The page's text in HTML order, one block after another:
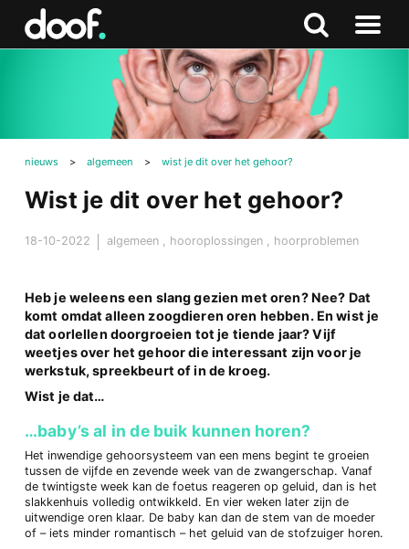
Zoeken
Naar
nieuws > algemeen > wist je dit over het gehoor?
Wist je dit over het gehoor?
18-10-2022 algemeen hooroplossingen hoorproblemen
Heb je weleens een slang gezien met oren? Nee? Dat
komt omdat alleen zoogdieren oren hebben. En wist je
dat oorlellen doorgroeien tot je tiende jaar? Vijf
weetjes over het gehoor die interessant zijn voor je
werkstuk, spreekbeurt of in de kroeg.
Wist je dat…
…baby’s al in de buik kunnen horen?
Het inwendige gehoorsysteem van een mens begint te groeien
tussen de vijfde en zevende week van de zwangerschap. Vanaf
de twintigste week kan de foetus reageren op geluid, dan is het
slakkenhuis volledig ontwikkeld. En vier weken later zijn de
uitwendige oren klaar. De baby kan dan de stem van de moeder
of – iets minder romantisch – het geluid van de stofzuiger horen.
Doof.nl
Zoeken